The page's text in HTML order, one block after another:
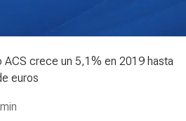
ACS crece un 5,1% en 2019 hasta
euros